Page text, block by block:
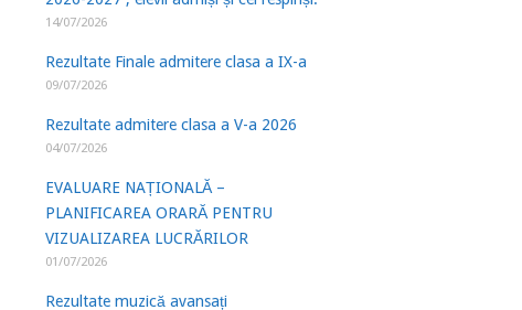
14/07/2026
Rezultate Finale admitere clasa a IX-a
09/07/2026
Rezultate admitere clasa a V-a 2026
04/07/2026
EVALUARE NAȚIONALĂ –
PLANIFICAREA ORARĂ PENTRU
VIZUALIZAREA LUCRĂRILOR
01/07/2026
Rezultate muzică avansați